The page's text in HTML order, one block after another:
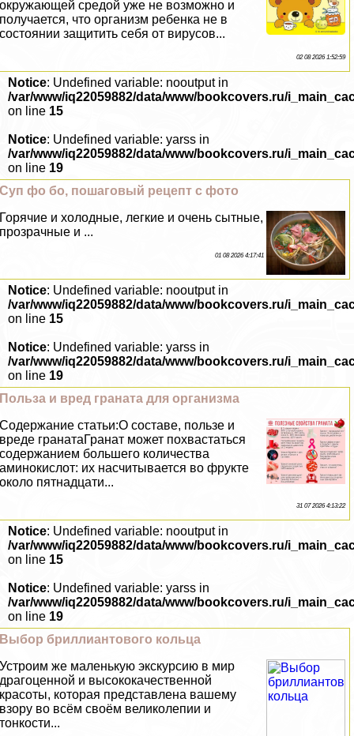
окружающей средой уже не возможно и
получается, что организм ребенка не в
состоянии защитить себя от вирусов...
02 08 2026 1:52:59
Notice: Undefined variable: nooutput in
/var/www/iq22059882/data/www/bookcovers.ru/
on line 15
Notice: Undefined variable: yarss in
/var/www/iq22059882/data/www/bookcovers.ru/
on line 19
Суп фо бо, пошаговый рецепт с фото
Горячие и холодные, легкие и очень сытные,
прозрачные и ...
01 08 2026 4:17:41
Notice: Undefined variable: nooutput in
/var/www/iq22059882/data/www/bookcovers.ru/
on line 15
Notice: Undefined variable: yarss in
/var/www/iq22059882/data/www/bookcovers.ru/
on line 19
Польза и вред граната для организма
Содержание статьи:О составе, пользе и
вреде гранатаГранат может похвастаться
содержанием большего количества
аминокислот: их насчитывается во фрукте
около пятнадцати...
31 07 2026 4:13:22
Notice: Undefined variable: nooutput in
/var/www/iq22059882/data/www/bookcovers.ru/
on line 15
Notice: Undefined variable: yarss in
/var/www/iq22059882/data/www/bookcovers.ru/
on line 19
Выбор бриллиантового кольца
Устроим же маленькую экскурсию в мир
драгоценной и высококачественной
красоты, которая представлена вашему
взору во всём своём великолепии и
тонкости...